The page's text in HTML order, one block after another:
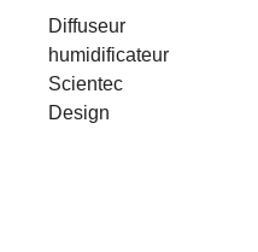
Diffuseur
humidificateur
Scientec
Design